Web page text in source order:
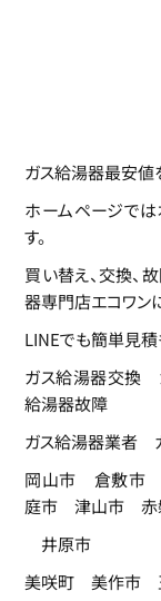
ガス給湯器最安値
ホームページでは
す。
買い替え、交換、
器専門店エコワン
LINEでも簡単見
ガス給湯器交換
給湯器故障
ガス給湯器業者
岡山市 倉敷
庭市 津山市 赤
井原市
美咲町 美作市